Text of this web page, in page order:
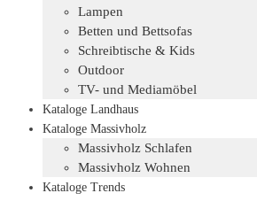
Lampen
Betten und Bettsofas
Schreibtische & Kids
Outdoor
TV- und Mediamöbel
Kataloge Landhaus
Kataloge Massivholz
Massivholz Schlafen
Massivholz Wohnen
Kataloge Trends